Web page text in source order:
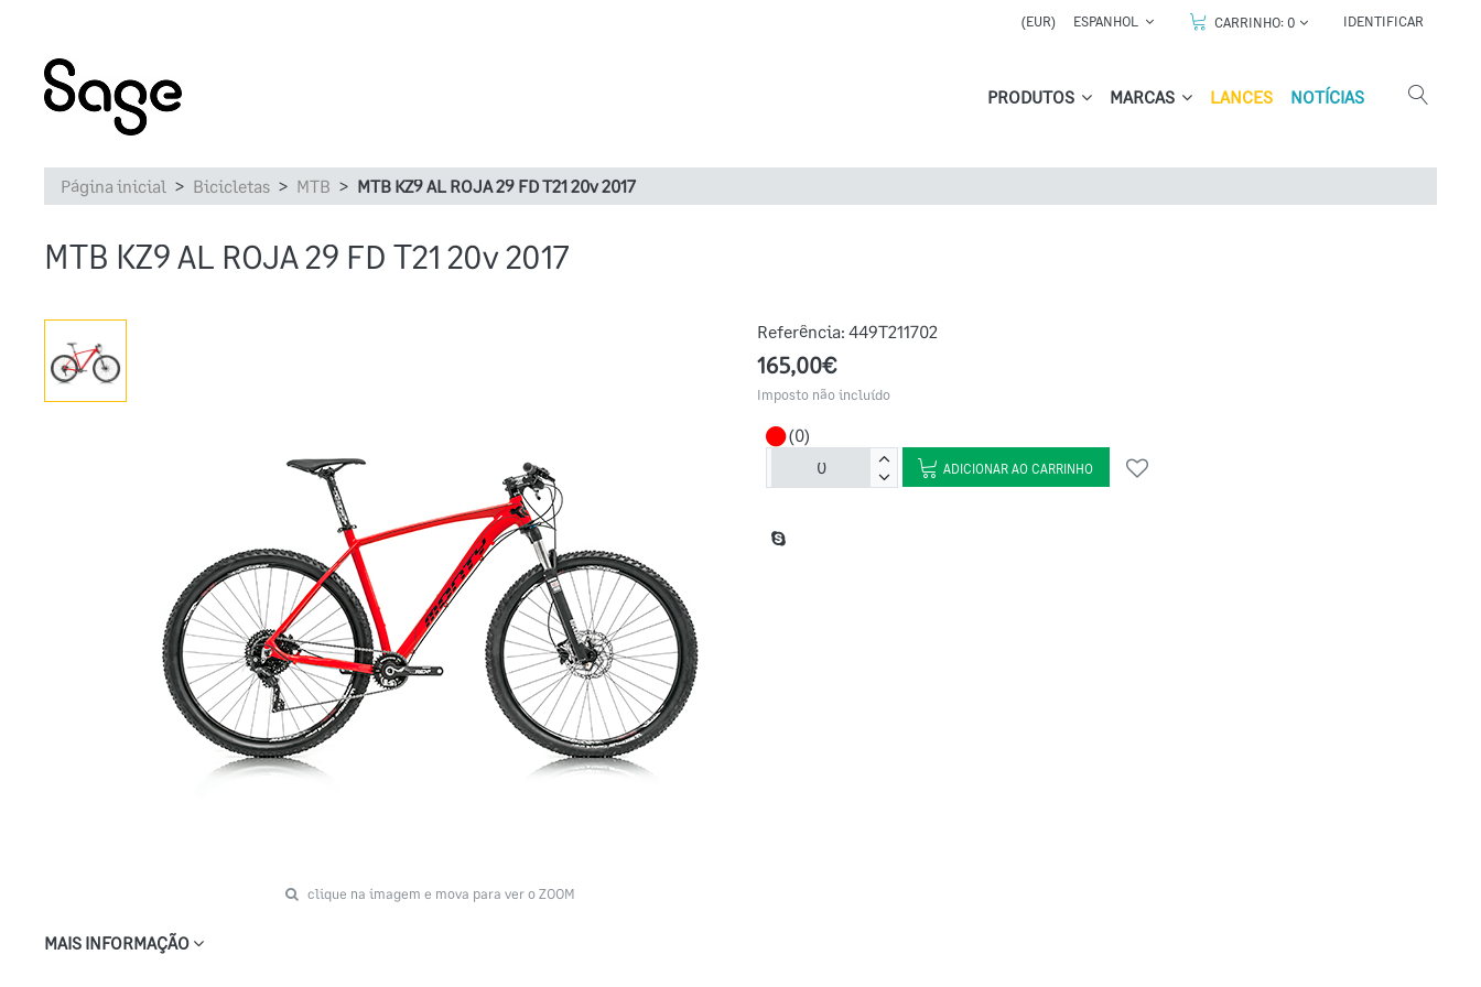
(EUR) ESPANHOL CARRINHO:0 IDENTIFICAR
PRODUTOS MARCAS LANCES NOTÍCIAS
Página inicial Bicicletas MTB MTB KZ9 AL ROJA 29 FD T21 20v 2017
MTB KZ9 AL ROJA 29 FD T21 20v 2017
clique na imagem e mova para ver o ZOOM
Referência: 449T211702
165,00€
Imposto não incluído
(0)
ADICIONAR AO CARRINHO
MAIS INFORMAÇÃO